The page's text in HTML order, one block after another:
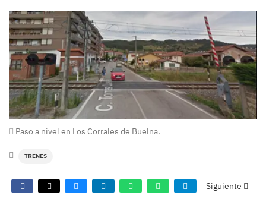
Paso a nivel en Los Corrales de Buelna.
TRENES
Siguiente